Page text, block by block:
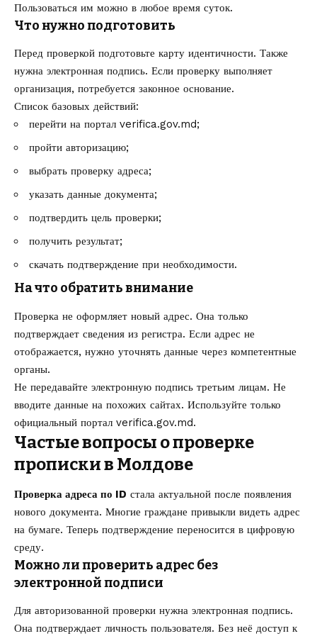
Пользоваться им можно в любое время суток.
Что нужно подготовить
Перед проверкой подготовьте карту идентичности. Также
нужна электронная подпись. Если проверку выполняет
организация, потребуется законное основание.
Список базовых действий:
перейти на портал verifica.gov.md;
пройти авторизацию;
выбрать проверку адреса;
указать данные документа;
подтвердить цель проверки;
получить результат;
скачать подтверждение при необходимости.
На что обратить внимание
Проверка не оформляет новый адрес. Она только
подтверждает сведения из регистра. Если адрес не
отображается, нужно уточнять данные через компетентные
органы.
Не передавайте электронную подпись третьим лицам. Не
вводите данные на похожих сайтах. Используйте только
официальный портал verifica.gov.md.
Частые вопросы о проверке
прописки в Молдове
Проверка адреса по ID стала актуальной после появления
нового документа. Многие граждане привыкли видеть адрес
на бумаге. Теперь подтверждение переносится в цифровую
среду.
Можно ли проверить адрес без
электронной подписи
Для авторизованной проверки нужна электронная подпись.
Она подтверждает личность пользователя. Без неё доступ к